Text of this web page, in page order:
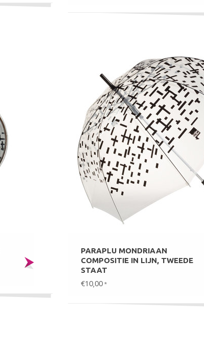
PARAPLU MONDRIAAN
COMPOSITIE IN LIJN, TWEEDE
STAAT
€10,00 *